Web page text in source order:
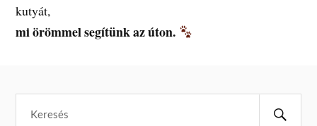
kutyát,
mi örömmel segítünk az úton.